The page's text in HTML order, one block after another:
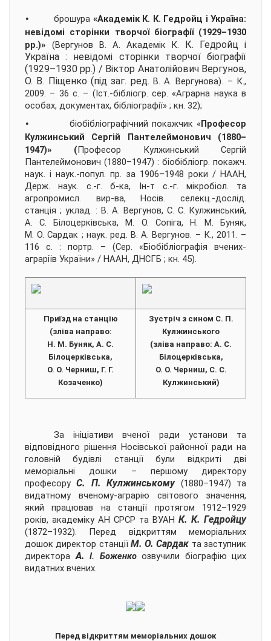
• брошура «Академік К. К. Гедройц і Україна:
невідомі сторінки творчої біографії (1929–1930
рр.)»
(Вергунов В. А. Академік К. К.
Гедройц і
Україна : невідомі сторінки творчої біографії
(1929–1930 рр.) / Віктор Анатолійович Вергунов,
О. В. Піщенко (під заг. ред. В. А. Вергунова). – К.,
2009. – 36 с. – (Іст.-бібліогр. сер. «Аграрна наука в
особах, документах, бібліографії» ; кн. 32);
• біобібліографічний покажчик «Професор
Кулжинський Сергій Пантелеймонович (1880–
1947)»
(Професор Кулжинський Сергій
Пантелеймонович (1880–1947) : біобібліогр. покажч.
наук. і наук.-попул. пр. за 1906–1948 роки / НААН,
Держ. наук. с.-г. б-ка, Ін-т с.-г. мікробіол. та
агропромисл. вир-ва, Носів. селекц.-дослід.
станція ; уклад. : В. А. Вергунов, С. С. Кулжинський,
А. С. Білоцерківська, М. О. Сопіга, Н. М. Буняк,
М. О. Сардак ; наук. ред. В. А. Вергунов. – К., 2011. –
116 с. : портр. – (Сер. «Біобібліографія вчених-
аграріїв України» / НААН, ДНСГБ ; кн. 45).
Приїзд на станцію
(зліва направо:
Н. М. Буняк, А. С.
Білоцерківська,
О. О. Черниш, Г. Г.
Козаченко)
Зустріч з сином С. П.
Кулжинського
(зліва направо: А. С.
Білоцерківська,
О. О. Черниш, С. С.
Кулжинський)
За ініціативи вченої ради установи та
відповідного рішення Носівської районної ради на
головній будівлі станції були відкриті дві
меморіальні дошки – першому директору
професоруС. П. Кулжинському(1880–1947) та
видатному вченому-аграрію світового значення,
який працював на станції протягом 1912–1929
років, академіку АН СРСР та ВУАН К. К. Гедройцу
(1872–1932). Перед відкриттям меморіальних
дошок директор станції М. О. Сардак та заступник
директораА. І. Боженкоозвучили біографію цих
видатних вчених.
Перед відкриттям меморіальних дошок